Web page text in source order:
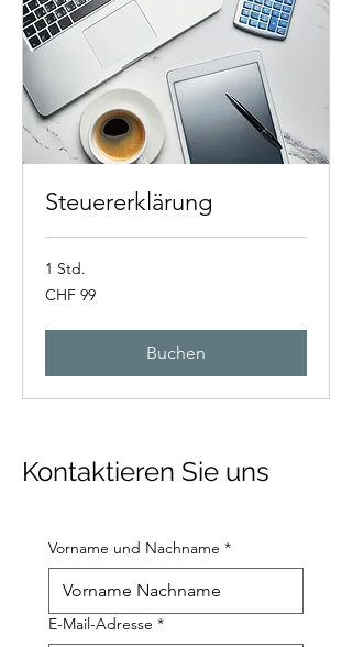
Steuererklärung
1 Std.
99
Schweizer
CHF 99
Buchen
Kontaktieren Sie uns
Vorname und Nachname *
E-Mail-Adresse *